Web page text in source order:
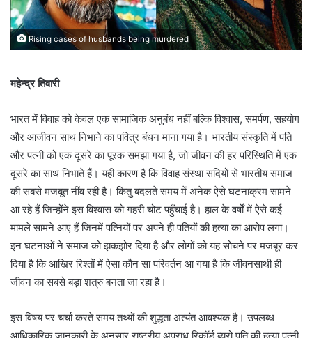
Rising cases of husbands being murdered
महेन्द्र तिवारी
भारत में विवाह को केवल एक सामाजिक अनुबंध नहीं बल्कि विश्वास, समर्पण, सहयोग
और आजीवन साथ निभाने का पवित्र बंधन माना गया है। भारतीय संस्कृति में पति
और पत्नी को एक दूसरे का पूरक समझा गया है, जो जीवन की हर परिस्थिति में एक
दूसरे का साथ निभाते हैं। यही कारण है कि विवाह संस्था सदियों से भारतीय समाज
की सबसे मजबूत नींव रही है। किंतु बदलते समय में अनेक ऐसे घटनाक्रम सामने
आ रहे हैं जिन्होंने इस विश्वास को गहरी चोट पहुँचाई है। हाल के वर्षों में ऐसे कई
मामले सामने आए हैं जिनमें पत्नियों पर अपने ही पतियों की हत्या का आरोप लगा।
इन घटनाओं ने समाज को झकझोर दिया है और लोगों को यह सोचने पर मजबूर कर
दिया है कि आखिर रिश्तों में ऐसा कौन सा परिवर्तन आ गया है कि जीवनसाथी ही
जीवन का सबसे बड़ा शत्रु बनता जा रहा है।
इस विषय पर चर्चा करते समय तथ्यों की शुद्धता अत्यंत आवश्यक है। उपलब्ध
आधिकारिक जानकारी के अनुसार राष्ट्रीय अपराध रिकॉर्ड ब्यूरो पति की हत्या पत्नी